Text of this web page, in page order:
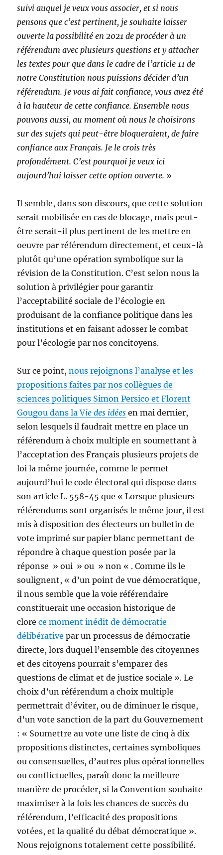
suivi auquel je veux vous associer, et si nous
pensons que c’est pertinent, je souhaite laisser
ouverte la possibilité en 2021 de procéder à un
référendum avec plusieurs questions et y attacher
les textes pour que dans le cadre de l’article 11 de
notre Constitution nous puissions décider d’un
référendum. Je vous ai fait confiance, vous avez été
à la hauteur de cette confiance. Ensemble nous
pouvons aussi, au moment où nous le choisirons
sur des sujets qui peut-être bloqueraient, de faire
confiance aux Français. Je le crois très
profondément. C’est pourquoi je veux ici
aujourd’hui laisser cette option ouverte. »
Il semble, dans son discours, que cette solution
serait mobilisée en cas de blocage, mais peut-
être serait-il plus pertinent de les mettre en
oeuvre par référendum directement, et ceux-là
plutôt qu’une opération symbolique sur la
révision de la Constitution. C’est selon nous la
solution à privilégier pour garantir
l’acceptabilité sociale de l’écologie en
produisant de la confiance politique dans les
institutions et en faisant adosser le combat
pour l’écologie par nos concitoyens.
Sur ce point,nous rejoignons l’analyse et les
propositions faites par nos collègues de
sciences politiques Simon Persico et Florent
Gougou dans la Vie des idées en mai dernier,
selon lesquels il faudrait mettre en place un
référendum à choix multiple en soumettant à
l’acceptation des Français plusieurs projets de
loi la même journée, comme le permet
aujourd’hui le code électoral qui dispose dans
son article L. 558-45 que « Lorsque plusieurs
référendums sont organisés le même jour, il est
mis à disposition des électeurs un bulletin de
vote imprimé sur papier blanc permettant de
répondre à chaque question posée par la
réponse » oui » ou » non « . Comme ils le
soulignent, « d’un point de vue démocratique,
il nous semble que la voie référendaire
constituerait une occasion historique de
clorece moment inédit de démocratie
délibérative par un processus de démocratie
directe, lors duquel l’ensemble des citoyennes
et des citoyens pourrait s’emparer des
questions de climat et de justice sociale ». Le
choix d’un référendum a choix multiple
permettrait d’éviter, ou de diminuer le risque,
d’un vote sanction de la part du Gouvernement
: « Soumettre au vote une liste de cinq à dix
propositions distinctes, certaines symboliques
ou consensuelles, d’autres plus opérationnelles
ou conflictuelles, paraît donc la meilleure
manière de procéder, si la Convention souhaite
maximiser à la fois les chances de succès du
référendum, l’efficacité des propositions
votées, et la qualité du débat démocratique ».
Nous rejoignons totalement cette possibilité.